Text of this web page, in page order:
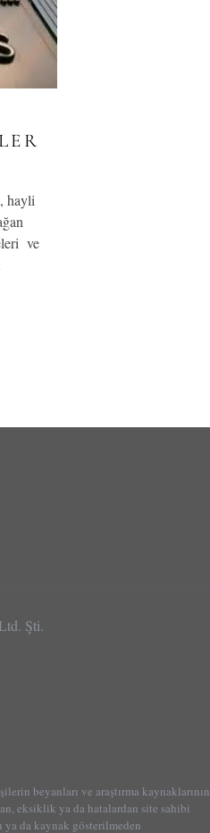
hayli
ve
Şti.
beyanları ve araştırma kaynaklarının
eksiklik ya da hatalardan site sahibi
da kaynak gösterilmeden